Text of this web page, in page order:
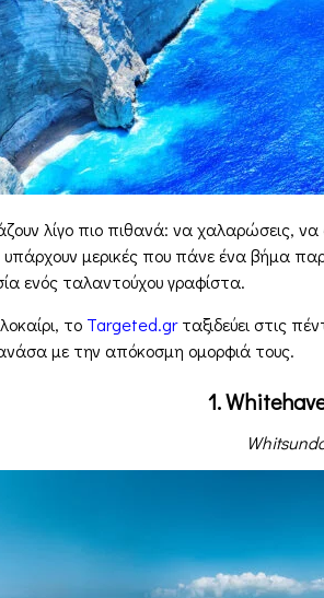
λίγο πιο πιθανά: να χαλαρώσεις,
υπάρχουν μερικές που πάνε ένα βήμα
ενός ταλαντούχου γραφίστα.
το Targeted.grταξιδεύει στις
με την απόκοσμη ομορφιά τους.
1.